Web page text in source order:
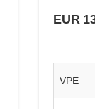
EUR
VPE